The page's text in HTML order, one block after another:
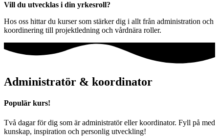
Vill du utvecklas i din yrkesroll?
Hos oss hittar du kurser som stärker dig i allt från administration och
koordinering till projektledning och vårdnära roller.
Administratör & koordinator
Populär kurs!
Två dagar för dig som är administratör eller koordinator. Fyll på med
kunskap, inspiration och personlig utveckling!